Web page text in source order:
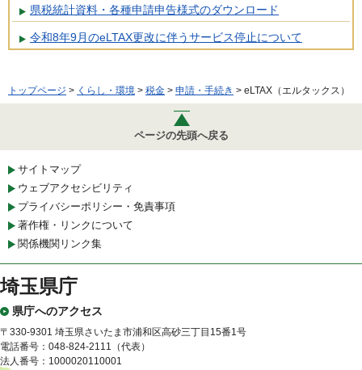
県税統計資料・各種申請申告様式のダウンロード
令和8年9月のeLTAX更改に伴うサービス停止について
トップページ > くらし・環境 > 税金 > 申請・手続き > eLTAX（エルタックス）
ページの先頭へ戻る
サイトマップ
ウェブアクセシビリティ
プライバシーポリシー・免責事項
著作権・リンクについて
関係機関リンク集
埼玉県庁
県庁へのアクセス
〒330-9301 埼玉県さいたま市浦和区高砂三丁目15番1号
電話番号：048-824-2111（代表）
法人番号：1000020110001